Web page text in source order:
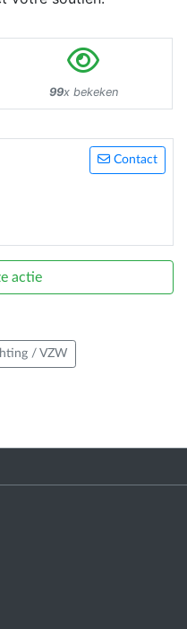
99x bekeken
Contact
actie
/ VZW